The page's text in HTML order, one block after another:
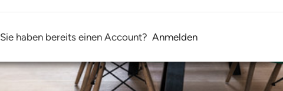
Sie haben bereits einen Account? Anmelden